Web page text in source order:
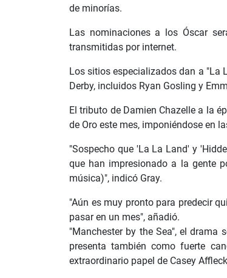
de minorías.
Las nominaciones a los Óscar
transmitidas por internet.
Los sitios especializados dan a "La
Derby, incluidos Ryan Gosling y
El tributo de Damien Chazelle a la
de Oro este mes, imponiéndose en
"Sospecho que 'La La Land' y
que han impresionado a la gente
música)", indicó Gray.
"Aún es muy pronto para predecir
pasar en un mes", añadió.
"Manchester by the Sea", el drama
presenta también como fuerte
extraordinario papel de Casey